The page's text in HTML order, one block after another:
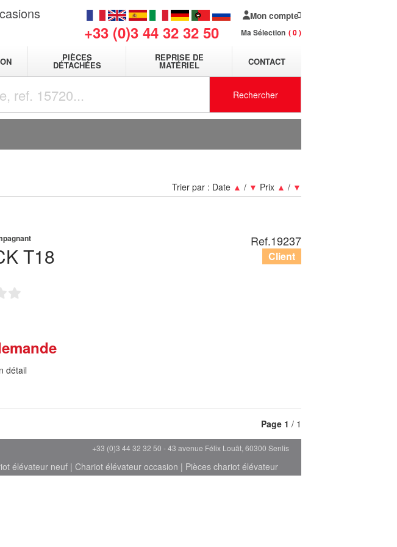
+33 (0)3 44 32 32 50
Mon compte
Ma Sélection 0
PIÈCES
DÉTACHÉES
REPRISE DE
MATÉRIEL CONTACT
Rechercher
Trier par : Date ▲ / ▼ Prix ▲ / ▼
T18
détail
Ref.19237
Client
Page 1 / 1
+33 (0)3 44 32 32 50 - 43 avenue Félix Louât, 60300 Senlis
élévateur neuf| Chariot élévateur occasion | Pièces chariot élévateur